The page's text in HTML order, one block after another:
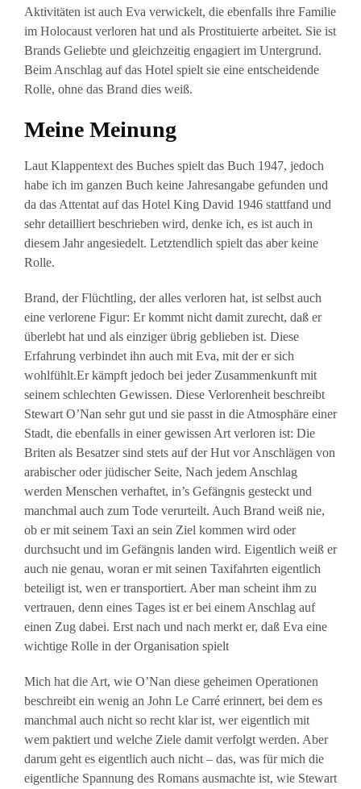
Aktivitäten ist auch Eva verwickelt, die ebenfalls ihre Familie
im Holocaust verloren hat und als Prostituierte arbeitet. Sie ist
Brands Geliebte und gleichzeitig engagiert im Untergrund.
Beim Anschlag auf das Hotel spielt sie eine entscheidende
Rolle, ohne das Brand dies weiß.
Meine Meinung
Laut Klappentext des Buches spielt das Buch 1947, jedoch
habe ich im ganzen Buch keine Jahresangabe gefunden und
da das Attentat auf das Hotel King David 1946 stattfand und
sehr detailliert beschrieben wird, denke ich, es ist auch in
diesem Jahr angesiedelt. Letztendlich spielt das aber keine
Rolle.
Brand, der Flüchtling, der alles verloren hat, ist selbst auch
eine verlorene Figur: Er kommt nicht damit zurecht, daß er
überlebt hat und als einziger übrig geblieben ist. Diese
Erfahrung verbindet ihn auch mit Eva, mit der er sich
wohlfühlt.Er kämpft jedoch bei jeder Zusammenkunft mit
seinem schlechten Gewissen. Diese Verlorenheit beschreibt
Stewart O’Nan sehr gut und sie passt in die Atmosphäre einer
Stadt, die ebenfalls in einer gewissen Art verloren ist: Die
Briten als Besatzer sind stets auf der Hut vor Anschlägen von
arabischer oder jüdischer Seite, Nach jedem Anschlag
werden Menschen verhaftet, in’s Gefängnis gesteckt und
manchmal auch zum Tode verurteilt. Auch Brand weiß nie,
ob er mit seinem Taxi an sein Ziel kommen wird oder
durchsucht und im Gefängnis landen wird. Eigentlich weiß er
auch nie genau, woran er mit seinen Taxifahrten eigentlich
beteiligt ist, wen er transportiert. Aber man scheint ihm zu
vertrauen, denn eines Tages ist er bei einem Anschlag auf
einen Zug dabei. Erst nach und nach merkt er, daß Eva eine
wichtige Rolle in der Organisation spielt
Mich hat die Art, wie O’Nan diese geheimen Operationen
beschreibt ein wenig an John Le Carré erinnert, bei dem es
manchmal auch nicht so recht klar ist, wer eigentlich mit
wem paktiert und welche Ziele damit verfolgt werden. Aber
darum geht es eigentlich auch nicht – das, was für mich die
eigentliche Spannung des Romans ausmachte ist, wie Stewart